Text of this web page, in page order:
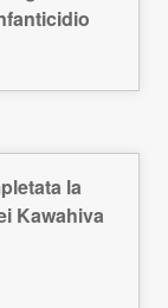
la
Kawahiva